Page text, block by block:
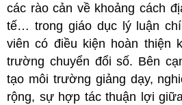
các rào cản về khoảng cách
tế… trong giáo dục lý luận
viên có điều kiện hoàn thiện
trường chuyển đổi số. Bên
tạo môi trường giảng dạy,
rộng, sự hợp tác thuận lợi